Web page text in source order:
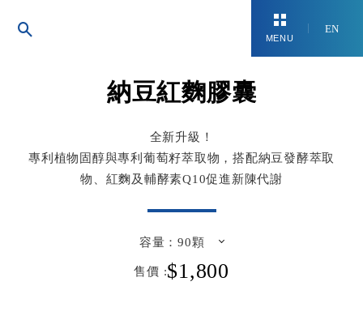
納豆紅麴膠囊
全新升級！
專利植物固醇與專利葡萄籽萃取物，搭配納豆發酵萃取
物、紅麴及輔酵素Q10促進新陳代謝
容量： 90顆
售價 :$1,800
台鹽生技
MENU
EN